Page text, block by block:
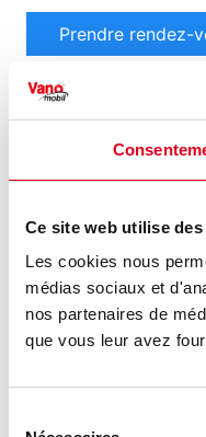
Ce site web utilise
Les cookies nous
médias sociaux et
nos partenaires de
que vous leur avez
Prendre rendez-
©
Politique de